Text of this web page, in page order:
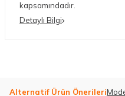
kapsamındadır.
Detaylı Bilgi
Alternatif Ürün Önerileri